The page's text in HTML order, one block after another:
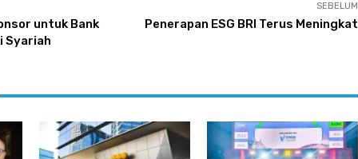
untuk Bank
Syariah
SEBELUM
Penerapan ESG BRI Terus Meningkat